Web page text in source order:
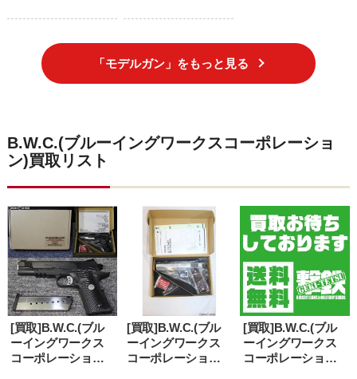
ードボーラー) 5イ
ル(初期型)
SPECIAL
「モデルガン」をもっと見る
B.W.C.(ブルーイングワークスコーポレーショ
ン)買取リスト
[買取]B.W.C.(ブル
ーイングワークス
コーポレーション)
[買取]B.W.C.(ブル
ーイングワークス
コーポレーション)
[買取]B.W.C.(ブル
ーイングワークス
コーポレーション)